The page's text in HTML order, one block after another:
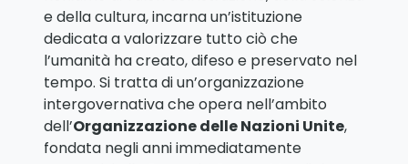
e della cultura, incarna un’istituzione
dedicata a valorizzare tutto ciò che
l’umanità ha creato, difeso e preservato nel
tempo. Si tratta di un’organizzazione
intergovernativa che opera nell’ambito
dell’Organizzazione delle Nazioni Unite,
fondata negli anni immediatamente